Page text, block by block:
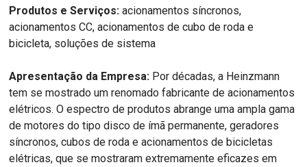
Produtos e Serviços: acionamentos síncronos,
acionamentos CC, acionamentos de cubo de roda e
bicicleta, soluções de sistema
Apresentação da Empresa: Por décadas, a Heinzmann
tem se mostrado um renomado fabricante de acionamentos
elétricos. O espectro de produtos abrange uma ampla gama
de motores do tipo disco de ímã permanente, geradores
síncronos, cubos de roda e acionamentos de bicicletas
elétricas, que se mostraram extremamente eficazes em